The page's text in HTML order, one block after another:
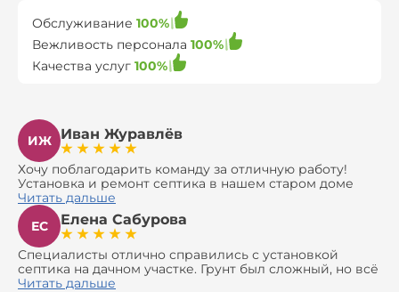
Обслуживание 100%
Вежливость персонала 100%
Качества услуг 100%
ИЖ Иван Журавлёв
Хочу поблагодарить команду за отличную работу!
Установка и ремонт септика в нашем старом доме
оказались сложной задачей, но ребята справились на
все 100%. Всё сделали аккуратно и профессионально.
Давали полезные рекомендации, не пытались
навязать ничего лишнего, помогли с выбором и
доставкой материалов, что позволило нам
сэкономить. Выполнили монтаж и демонтаж
оборудования, заменили трубы, обновили
Читать дальше
ЕС
Елена Сабурова
Специалисты отлично справились с установкой
септика на дачном участке. Грунт был сложный, но всё
сделали быстро и аккуратно. Помогли выбрать
Читать дальше